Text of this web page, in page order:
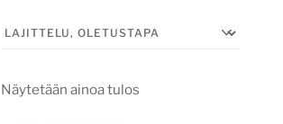
Näytetään ainoa tulos